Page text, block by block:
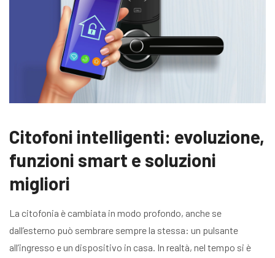
Citofoni intelligenti: evoluzione,
funzioni smart e soluzioni
migliori
La citofonia è cambiata in modo profondo, anche se
dall’esterno può sembrare sempre la stessa: un pulsante
all’ingresso e un dispositivo in casa. In realtà, nel tempo si è